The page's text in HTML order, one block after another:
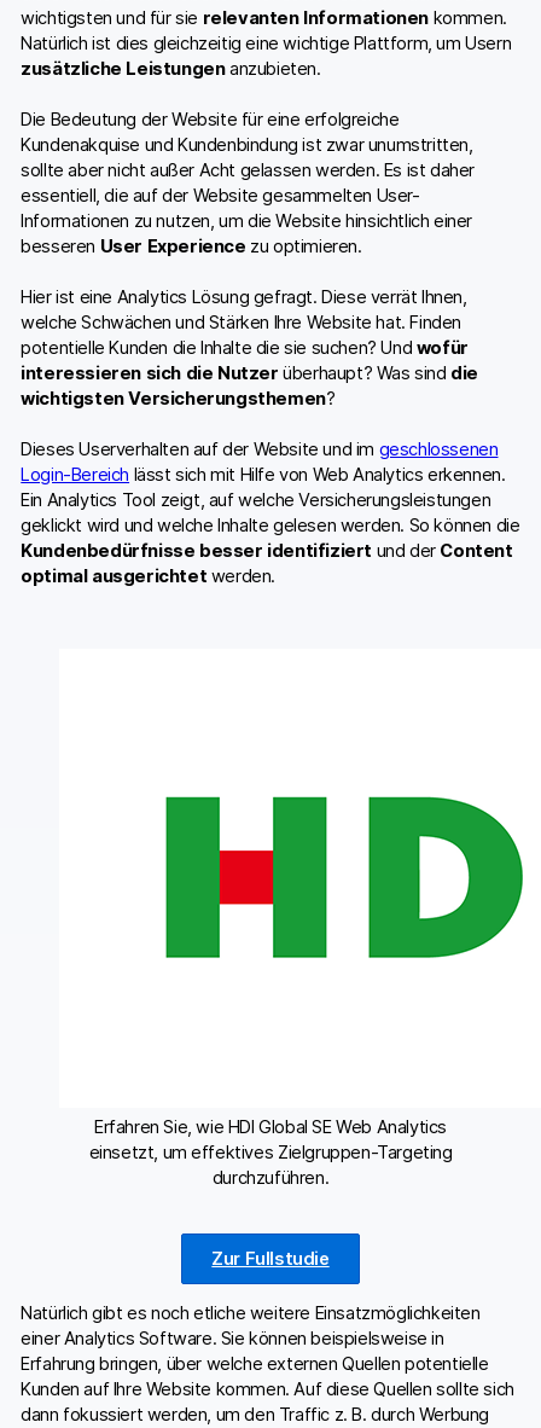
wichtigsten und für sie relevanten Informationen kommen.
Natürlich ist dies gleichzeitig eine wichtige Plattform, um Usern
zusätzliche Leistungenanzubieten.
Die Bedeutung der Website für eine erfolgreiche
Kundenakquise und Kundenbindung ist zwar unumstritten,
sollte aber nicht außer Acht gelassen werden. Es ist daher
essentiell, die auf der Website gesammelten User-
Informationen zu nutzen, um die Website hinsichtlich einer
besseren User Experience zu optimieren.
Hier ist eine Analytics Lösung gefragt. Diese verrät Ihnen,
welche Schwächen und Stärken Ihre Website hat. Finden
potentielle Kunden die Inhalte die sie suchen? Und wofür
interessieren sich die Nutzer überhaupt? Was sind die
wichtigsten Versicherungsthemen?
Dieses Userverhalten auf der Website und im geschlossenen
Login-Bereich lässt sich mit Hilfe von Web Analytics erkennen.
Ein Analytics Tool zeigt, auf welche Versicherungsleistungen
geklickt wird und welche Inhalte gelesen werden. So können die
Kundenbedürfnisse besser identifiziert und der Content
optimal ausgerichtet werden.
Erfahren Sie, wie HDI Global SE Web Analytics
einsetzt, um effektives Zielgruppen-Targeting
durchzuführen.
Zur Fullstudie
Natürlich gibt es noch etliche weitere Einsatzmöglichkeiten
einer Analytics Software. Sie können beispielsweise in
Erfahrung bringen, über welche externen Quellen potentielle
Kunden auf Ihre Website kommen. Auf diese Quellen sollte sich
dann fokussiert werden, um den Traffic z. B. durch Werbung